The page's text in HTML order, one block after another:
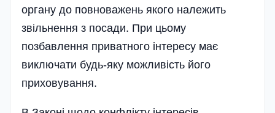
органу до повноважень якого належить
звільнення з посади. При цьому
позбавлення приватного інтересу має
виключати будь-яку можливість його
приховування.